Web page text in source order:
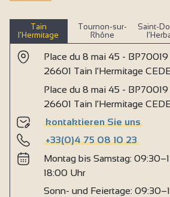
Tain
l’Hermitage
Tournon-sur-
Rhône
Saint-
Place du 8 mai 45 - BP70019
26601 Tain l'Hermitage
Place du 8 mai 45 - BP70019
26601 Tain l'Hermitage
kontaktieren Sie uns
+33(0)4 75 08 10 23
Montag bis Samstag:
18:00 Uhr
Sonn- und Feiertage: